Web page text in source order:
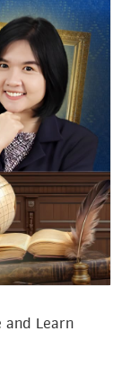
Learn